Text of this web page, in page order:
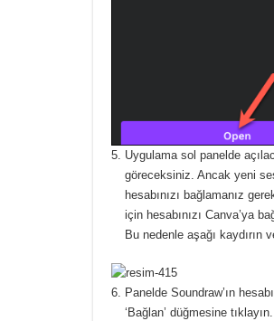
Uygulama sol panelde
göreceksiniz. Ancak yeni
hesabınızı bağlamanız
için hesabınızı Canva’ya
Bu nedenle aşağı kaydırın
Panelde Soundraw’ın
‘Bağlan’ düğmesine tıklayın.